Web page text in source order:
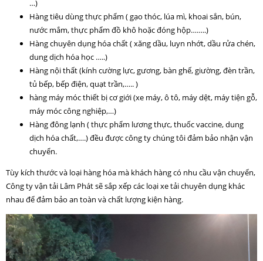
…)
Hàng tiêu dùng thực phẩm ( gạo thóc, lúa mì, khoai sắn, bún,
nước mắm, thực phẩm đồ khô hoặc đóng hộp……..)
Hàng chuyên dụng hóa chất ( xăng dầu, luyn nhớt, dầu rửa chén,
dung dịch hóa học …..)
Hàng nội thất (kính cường lực, gương, bàn ghế, giường, đèn trần,
tủ bếp, bếp điện, quạt trần,….. )
hàng máy móc thiết bị cơ giới (xe máy, ô tô, máy dệt, máy tiện gỗ,
máy móc công nghiệp,…)
Hàng đông lạnh ( thực phẩm lương thực, thuốc vaccine, dung
dịch hóa chất,….) đều được công ty chúng tôi đảm bảo nhận vận
chuyển.
Tùy kích thước và loại hàng hóa mà khách hàng có nhu cầu vận chuyển,
Công ty vận tải Lâm Phát sẽ sắp xếp các loại xe tải chuyên dụng khác
nhau để đảm bảo an toàn và chất lượng kiện hàng.